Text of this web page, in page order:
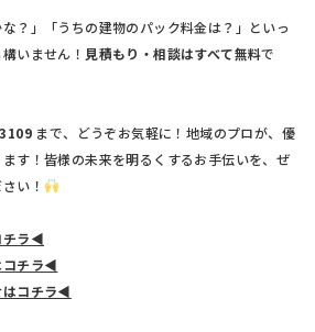
？」「うちの建物のパック料金は？」といっ
いません！ 見積もり・相談はすべて無料で
まで、どうぞお気軽に！地域のプロが、優
す！皆様の未来を明るくするお手伝いを、ぜ
い！
チラ◀
コチラ◀
はコチラ◀